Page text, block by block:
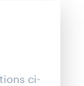
ci-